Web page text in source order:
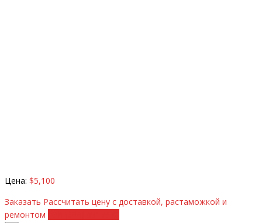
Цена: $5,100
Заказать Рассчитать цену с доставкой, растаможкой и
ремонтом